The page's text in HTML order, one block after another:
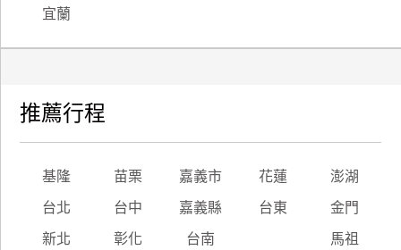
宜蘭
推薦行程
基隆 苗栗 嘉義市 花蓮 澎湖
台北 台中 嘉義縣 台東 金門
新北 彰化 台南 馬祖